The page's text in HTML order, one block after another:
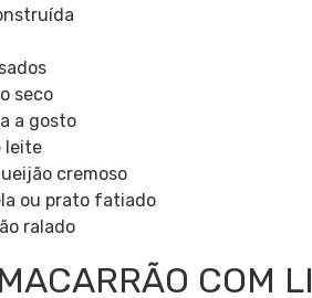
seco
a gosto
leite
cremoso
ou prato fatiado
ralado
COM